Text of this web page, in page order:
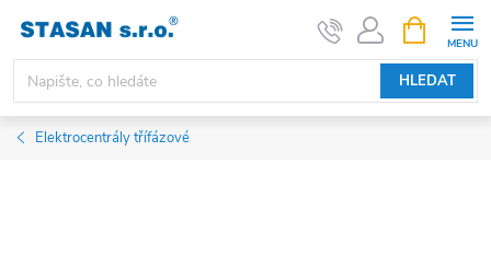
obsah
HLEDAT
NÁKUPNÍ
KOŠÍK
Elektrocentrály třífázové